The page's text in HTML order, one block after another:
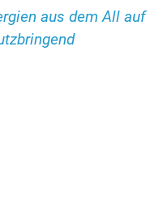
aus dem All auf